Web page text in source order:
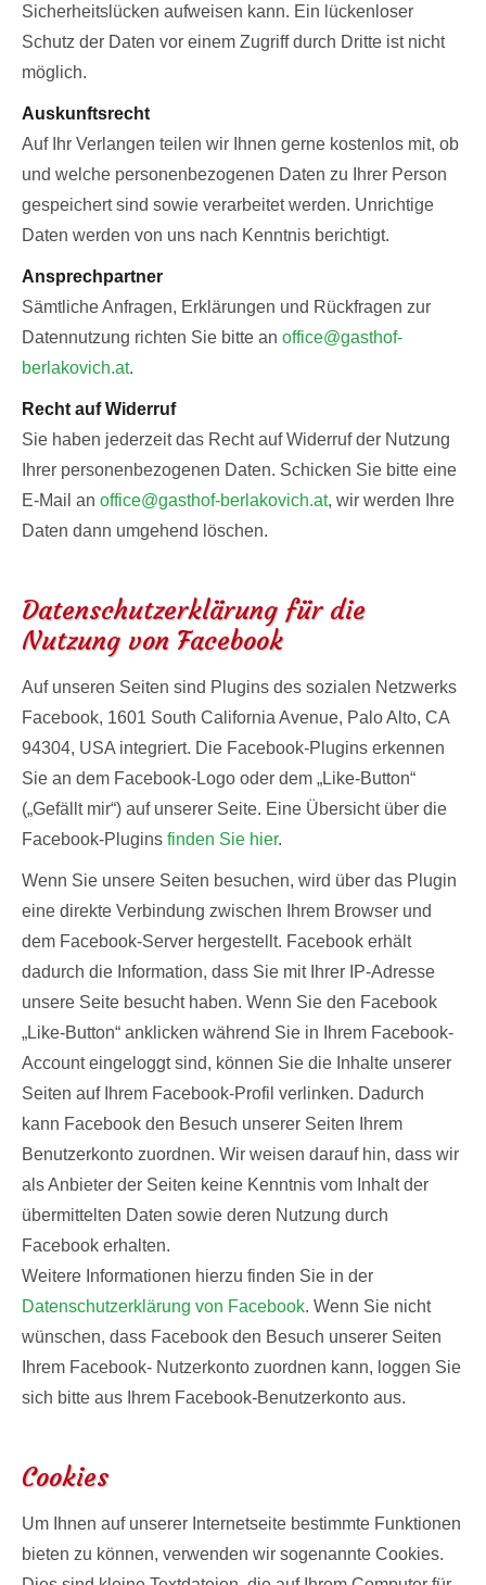
Sicherheitslücken aufweisen kann. Ein lückenloser
Schutz der Daten vor einem Zugriff durch Dritte ist nicht
möglich.
Auskunftsrecht
Auf Ihr Verlangen teilen wir Ihnen gerne kostenlos mit, ob
und welche personenbezogenen Daten zu Ihrer Person
gespeichert sind sowie verarbeitet werden. Unrichtige
Daten werden von uns nach Kenntnis berichtigt.
Ansprechpartner
Sämtliche Anfragen, Erklärungen und Rückfragen zur
Datennutzung richten Sie bitte an office@gasthof-
berlakovich.at.
Recht auf Widerruf
Sie haben jederzeit das Recht auf Widerruf der Nutzung
Ihrer personenbezogenen Daten. Schicken Sie bitte eine
E-Mail an office@gasthof-berlakovich.at, wir werden Ihre
Daten dann umgehend löschen.
Datenschutzerklärung für die
Nutzung von Facebook
Auf unseren Seiten sind Plugins des sozialen Netzwerks
Facebook, 1601 South California Avenue, Palo Alto, CA
94304, USA integriert. Die Facebook-Plugins erkennen
Sie an dem Facebook-Logo oder dem „Like-Button“
(„Gefällt mir“) auf unserer Seite. Eine Übersicht über die
Facebook-Plugins finden Sie hier.
Wenn Sie unsere Seiten besuchen, wird über das Plugin
eine direkte Verbindung zwischen Ihrem Browser und
dem Facebook-Server hergestellt. Facebook erhält
dadurch die Information, dass Sie mit Ihrer IP-Adresse
unsere Seite besucht haben. Wenn Sie den Facebook
„Like-Button“ anklicken während Sie in Ihrem Facebook-
Account eingeloggt sind, können Sie die Inhalte unserer
Seiten auf Ihrem Facebook-Profil verlinken. Dadurch
kann Facebook den Besuch unserer Seiten Ihrem
Benutzerkonto zuordnen. Wir weisen darauf hin, dass wir
als Anbieter der Seiten keine Kenntnis vom Inhalt der
übermittelten Daten sowie deren Nutzung durch
Facebook erhalten.
Weitere Informationen hierzu finden Sie in der
Datenschutzerklärung von Facebook. Wenn Sie nicht
wünschen, dass Facebook den Besuch unserer Seiten
Ihrem Facebook- Nutzerkonto zuordnen kann, loggen Sie
sich bitte aus Ihrem Facebook-Benutzerkonto aus.
Cookies
Um Ihnen auf unserer Internetseite bestimmte Funktionen
bieten zu können, verwenden wir sogenannte Cookies.